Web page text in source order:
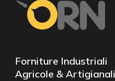
Forniture Industriali
Agricole & Artigianali